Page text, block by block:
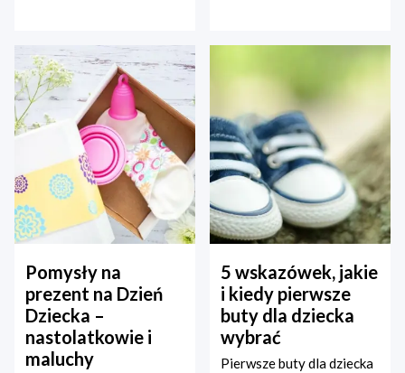
Pomysły na
prezent na Dzień
Dziecka –
nastolatkowie i
maluchy
5 wskazówek, jakie
i kiedy pierwsze
buty dla dziecka
wybrać
Pierwsze buty dla dziecka